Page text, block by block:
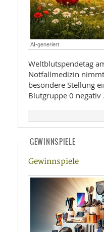
AI-generiert
Weltblutspendetag am
Notfallmedizin
besondere Stellung
Blutgruppe 0 negativ
GEWINNSPIELE
Gewinnspiele